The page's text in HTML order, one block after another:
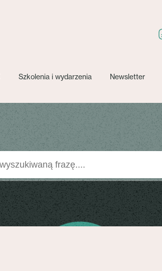
Szkolenia i wydarzenia Newsletter